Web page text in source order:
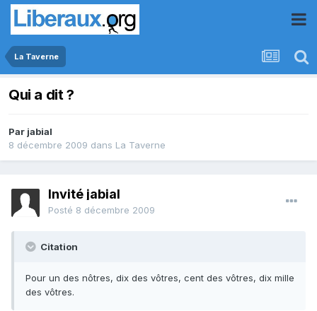
La Taverne
Qui a dit ?
Par jabial
8 décembre 2009 dans La Taverne
Invité jabial
Posté 8 décembre 2009
Citation
Pour un des nôtres, dix des vôtres, cent des vôtres, dix mille
des vôtres.